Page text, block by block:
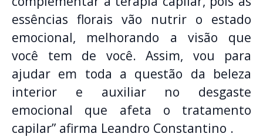
essências florais vão nutrir o estado
emocional, melhorando a visão que
você tem de você. Assim, vou para
ajudar em toda a questão da beleza
interior e auxiliar no desgaste
emocional que afeta o tratamento
capilar” afirma Leandro Constantino .